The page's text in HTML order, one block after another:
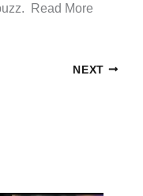
​Read More
NEXT